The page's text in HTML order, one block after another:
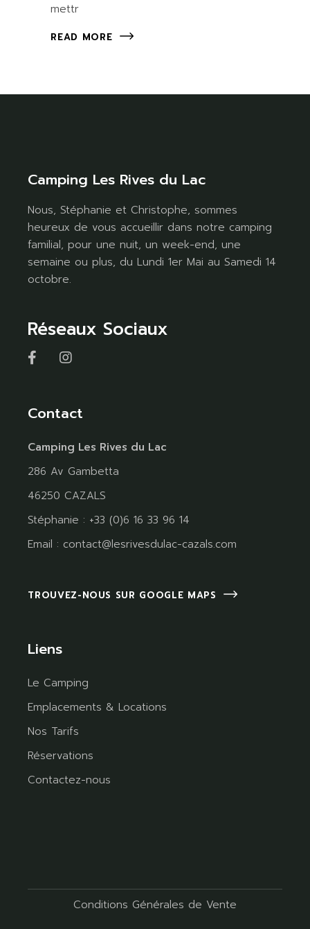
mettr
READ MORE
Camping Les Rives du Lac
Nous, Stéphanie et Christophe, sommes
heureux de vous accueillir dans notre camping
familial, pour une nuit, un week-end, une
semaine ou plus, du Lundi 1er Mai au Samedi 14
octobre.
Réseaux Sociaux
Contact
Camping Les Rives du Lac
286 Av Gambetta
46250 CAZALS
Stéphanie : +33 (0)6 16 33 96 14
Email : contact@lesrivesdulac-cazals.com
TROUVEZ-NOUS SUR GOOGLE MAPS
Liens
Le Camping
Emplacements & Locations
Nos Tarifs
Réservations
Contactez-nous
Conditions Générales de Vente